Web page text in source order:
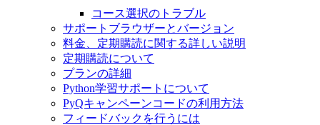
コース選択のトラブル
サポートブラウザーとバージョン
料金、定期購読に関する詳しい説明
定期購読について
プランの詳細
Python学習サポートについて
PyQキャンペーンコードの利用方法
フィードバックを行うには